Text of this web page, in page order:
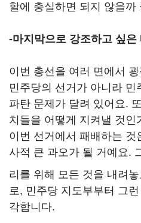
할에 충실하면 되지 않을까
-마지막으로 강조하고 싶은
이번 총선을 여러 면에서
민주당의 선거가 아니라 민
파탄 문제가 달려 있어요.
치들을 어떻게 지켜낼 것인
이번 선거에서 패배하는
사적 큰 과오가 될 거예요.
리를 위해 모든 것을 내려
로, 민주당 지도부부터 그
각합니다.